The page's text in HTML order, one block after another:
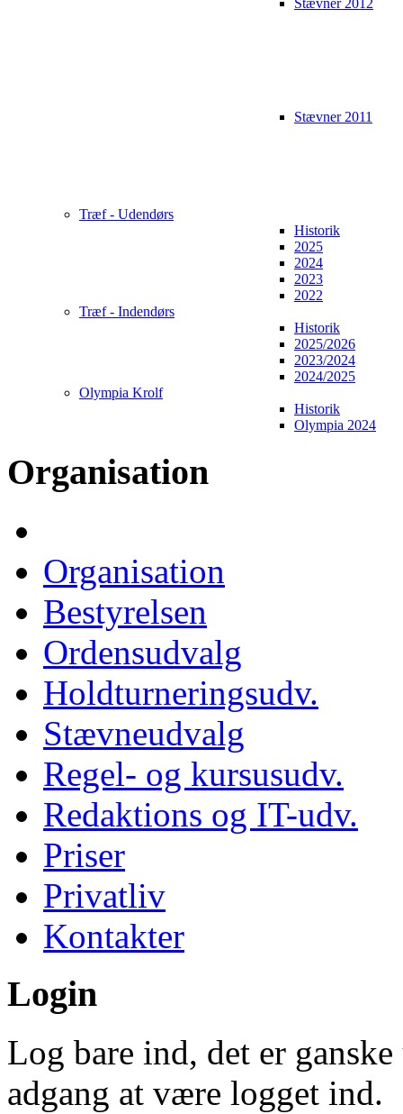
Stævner 2012
Stævner 2011
Træf - Udendørs
Historik
2025
2024
2023
2022
Træf - Indendørs
Historik
2025/2026
2023/2024
2024/2025
Olympia Krolf
Historik
Olympia 2024
Organisation
Organisation
Bestyrelsen
Ordensudvalg
Holdturneringsudv.
Stævneudvalg
Regel- og kursusudv.
Redaktions og IT-udv.
Priser
Privatliv
Kontakter
Login
Log bare ind, det er
adgang at være logget ind.